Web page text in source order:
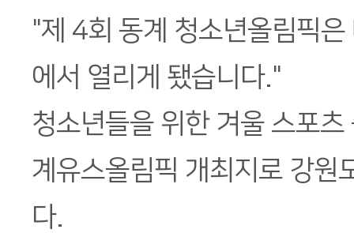
"제 4회 동계 청소년올림픽
에서 열리게 됐습니다."
청소년들을 위한 겨울 스포
계유스올림픽 개최지로 강원
다.